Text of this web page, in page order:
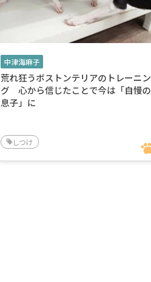
中津海麻子
荒れ狂うボストンテリアのトレーニン
グ 心から信じたことで今は「自慢の
息子」に
しつけ